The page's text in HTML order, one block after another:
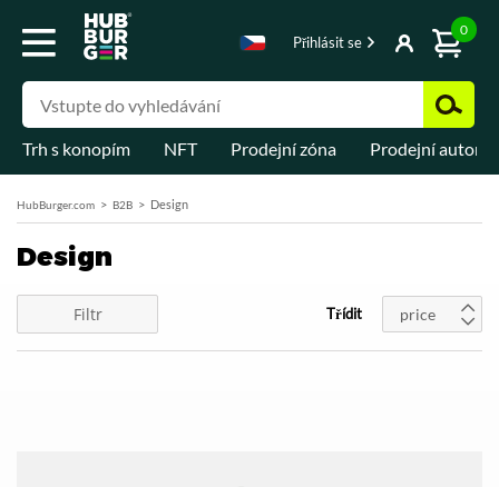
Přihlásit se
0
Trh s konopím NFT Prodejní zóna Prodejní
HubBurger.com B2B Design
Design
Filtr Třídit price